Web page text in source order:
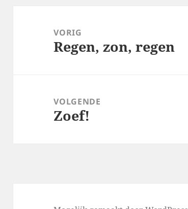
navigatieVORIG
Vorig
Regen, zon, regen
VOLGENDE
Volgend
Zoef!